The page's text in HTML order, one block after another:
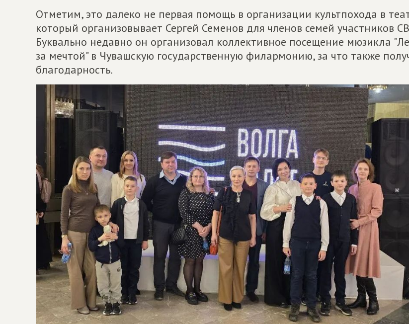
Отметим, это далеко не первая помощь в организации культпохода в
который организовывает Сергей Семенов для членов семей участников
Буквально недавно он организовал коллективное посещение мюзикла
за мечтой" в Чувашскую государственную филармонию, за что также
благодарность.